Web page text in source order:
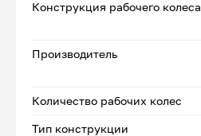
Конструкция рабочего колеса
Производитель
Количество рабочих колес
Тип конструкции